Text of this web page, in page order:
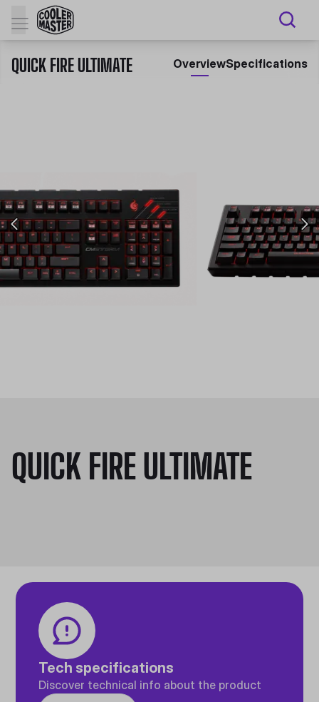
QUICK FIRE ULTIMATE OverviewSpecifications
QUICK FIRE ULTIMATE
Tech specifications
Discover technical info about the product